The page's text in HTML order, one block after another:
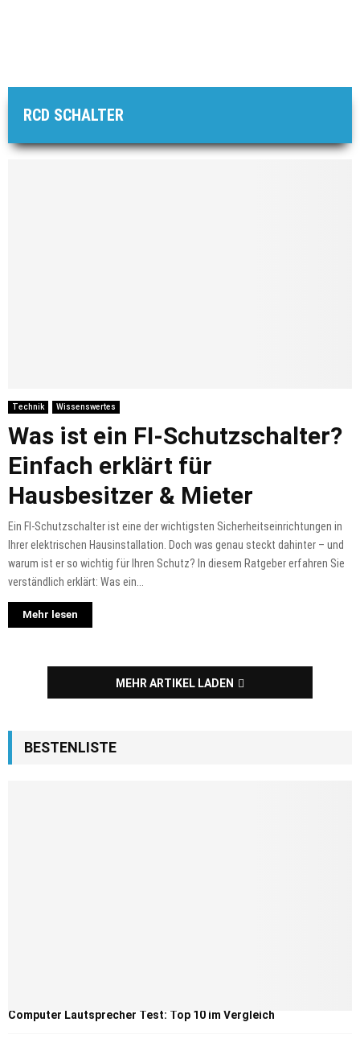
RCD SCHALTER
Technik Wissenswertes
Was ist ein FI-Schutzschalter?
Einfach erklärt für
Hausbesitzer & Mieter
Ein FI-Schutzschalter ist eine der wichtigsten Sicherheitseinrichtungen in
Ihrer elektrischen Hausinstallation. Doch was genau steckt dahinter – und
warum ist er so wichtig für Ihren Schutz? In diesem Ratgeber erfahren Sie
verständlich erklärt: Was ein...
Mehr lesen
MEHR ARTIKEL LADEN
BESTENLISTE
Computer Lautsprecher Test: Top 10 im Vergleich